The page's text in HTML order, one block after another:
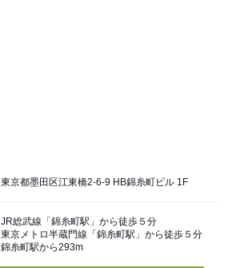
東京都墨田区江東橋2-6-9 HB錦糸町ビル 1F
JR総武線「錦糸町駅」から徒歩５分
東京メトロ半蔵門線「錦糸町駅」から徒歩５分
錦糸町駅から293m